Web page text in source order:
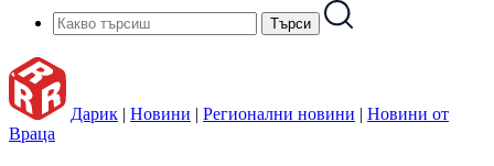
Дарик | Новини | Регионални новини | Новини от
Враца